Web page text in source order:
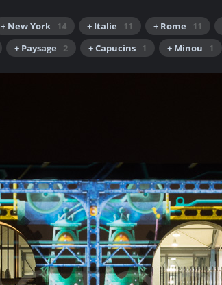
+ New York 14 + Italie 11 + Rome 11
+ Paysage 2 + Capucins 1 + Minou 1